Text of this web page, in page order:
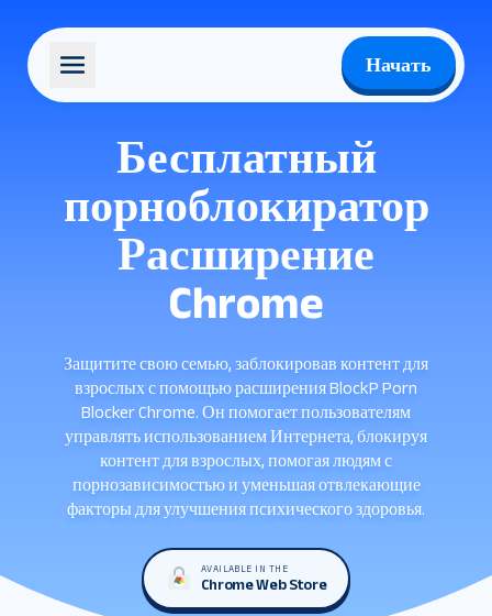
Начать
Бесплатный
порноблокиратор
Расширение
Chrome
Защитите свою семью, заблокировав контент для
взрослых с помощью расширения BlockP Porn
Blocker Chrome. Он помогает пользователям
управлять использованием Интернета, блокируя
контент для взрослых, помогая людям с
порнозависимостью и уменьшая отвлекающие
факторы для улучшения психического здоровья.
AVAILABLE IN THE
Chrome Web Store